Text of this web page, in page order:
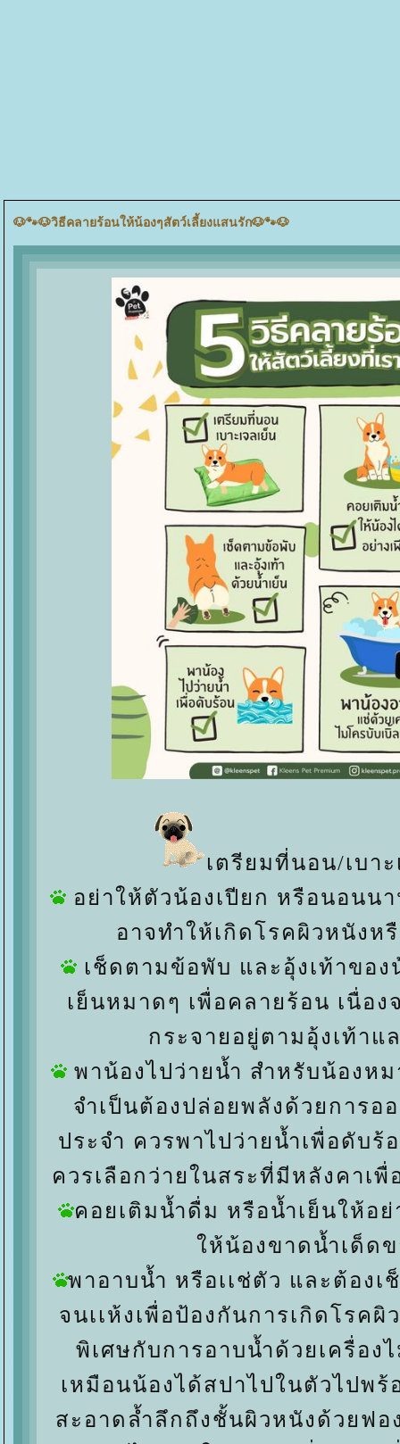
🐶🐾🐶วิธีคลายร้อนให้น้องๆสัตว์เลี้ยงแสนรัก🐶🐾🐶
เตรียมที่นอน/เบาะ
อย่าให้ตัวน้องเปียก หรือนอนน
อาจทำให้เกิดโรคผิวหนังห
เช็ดตามข้อพับ และอุ้งเท้าขอ
เย็นหมาดๆ เพื่อคลายร้อน เนื่อง
กระจายอยู่ตามอุ้งเท้าแ
พาน้องไปว่ายน้ำ สำหรับน้องห
จำเป็นต้องปล่อยพลังด้วยการอ
ประจำ ควรพาไปว่ายน้ำเพื่อดับร้
ควรเลือกว่ายในสระที่มีหลังคาเพื่
คอยเติมน้ำดื่ม หรือน้ำเย็นให้อย่
ห้น้องขาดน้ำเด็ด
พาอาบน้ำ หรือเเช่ตัว และต้องเ
จนเเห้งเพื่อป้องกันการเกิดโรค
พิเศษกับการอาบน้ำด้วยเครื่อง
เหมือนน้องได้สปาไปในตัวไปพร้
สะอาดล้ำลึกถึงชั้นผิวหนังด้วยฟอ